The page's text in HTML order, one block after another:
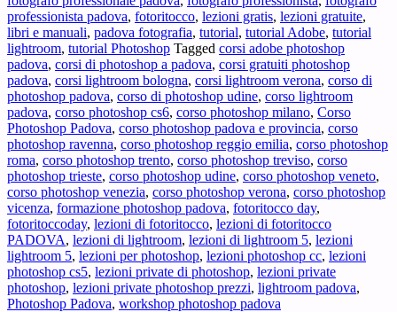
composit
professionista padova, fotoritocco, lezioni gratis, lezioni gratuite,
libri e manuali, padova fotografia, tutorial, tutorial Adobe, tutorial
lightroom, tutorial Photoshop Tagged corsi adobe photoshop
padova, corsi di photoshop a padova, corsi gratuiti photoshop
padova, corsi lightroom bologna, corsi lightroom verona, corso di
photoshop padova, corso di photoshop udine, corso lightroom
padova, corso photoshop cs6, corso photoshop milano, Corso
Photoshop Padova, corso photoshop padova e provincia, corso
photoshop ravenna, corso photoshop reggio emilia, corso photoshop
roma, corso photoshop trento, corso photoshop treviso, corso
photoshop trieste, corso photoshop udine, corso photoshop veneto,
corso photoshop venezia, corso photoshop verona, corso photoshop
vicenza, formazione photoshop padova, fotoritocco day,
fotoritoccoday, lezioni di fotoritocco, lezioni di fotoritocco
PADOVA, lezioni di lightroom, lezioni di lightroom 5, lezioni
lightroom 5, lezioni per photoshop, lezioni photoshop cc, lezioni
photoshop cs5, lezioni private di photoshop, lezioni private
photoshop, lezioni private photoshop prezzi, lightroom padova,
Photoshop Padova, workshop photoshop padova